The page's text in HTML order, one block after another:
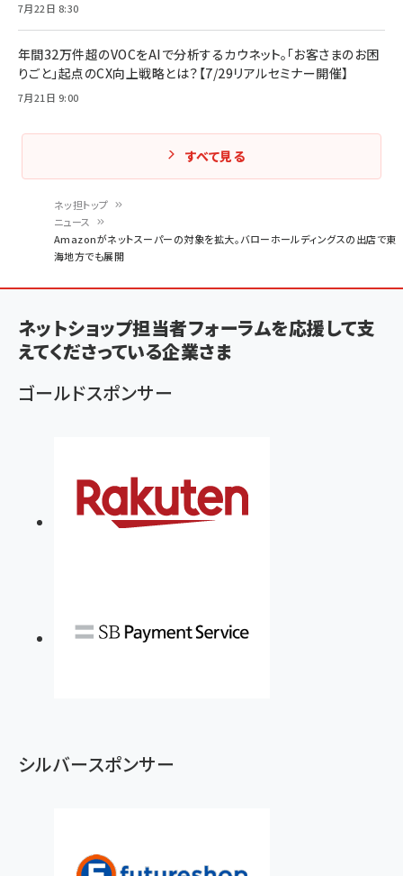
く
ず
ネッ担トップ
ニュース
Amazonがネットスーパーの対象を拡大。バローホールディングスの出店で東
海地方でも展開
7月22日 8:30
年間32万件超のVOCをAIで分析するカウネット。「お客さまのお困
りごと」起点のCX向上戦略とは？【7/29リアルセミナー開催】
7月21日 9:00
すべて見る
ネットショップ担当者フォーラムを応援して支
えてくださっている企業さま
ゴールドスポンサー
シルバースポンサー